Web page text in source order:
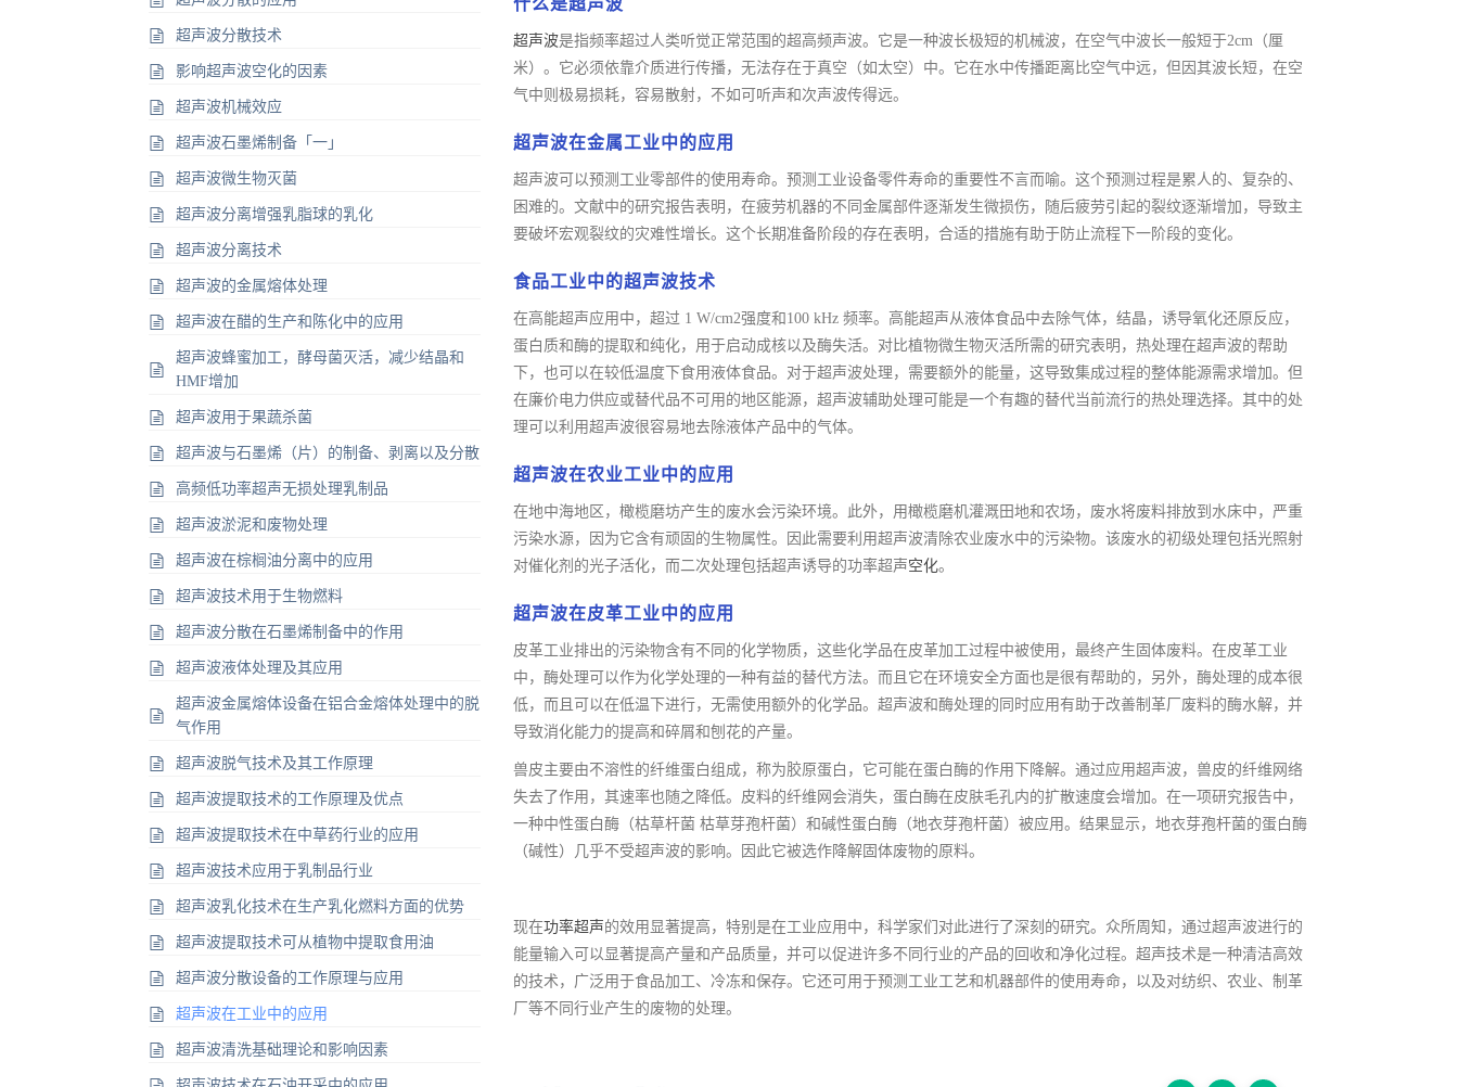
超声波分散技术
影响超声波空化的因素
超声波机械效应
超声波石墨烯制备「一」
超声波微生物灭菌
超声波分离增强乳脂球的乳化
超声波分离技术
超声波的金属熔体处理
超声波在醋的生产和陈化中的应用
超声波蜂蜜加工，酵母菌灭活，减少结晶和
HMF增加
超声波用于果蔬杀菌
超声波与石墨烯（片）的制备、剥离以及分散
高频低功率超声无损处理乳制品
超声波淤泥和废物处理
超声波在棕榈油分离中的应用
超声波技术用于生物燃料
超声波分散在石墨烯制备中的作用
超声波液体处理及其应用
超声波金属熔体设备在铝合金熔体处理中的脱
气作用
超声波脱气技术及其工作原理
超声波提取技术的工作原理及优点
超声波提取技术在中草药行业的应用
超声波技术应用于乳制品行业
超声波乳化技术在生产乳化燃料方面的优势
超声波提取技术可从植物中提取食用油
超声波分散设备的工作原理与应用
超声波在工业中的应用
超声波清洗基础理论和影响因素
什么是超声波
超声波是指频率超过人类听觉正常范围的超高频声波。它是一种波长极短的机械波，在空气中波长一般短于2cm（厘
米）。它必须依靠介质进行传播，无法存在于真空（如太空）中。它在水中传播距离比空气中远，但因其波长短，在空
气中则极易损耗，容易散射，不如可听声和次声波传得远。
超声波在金属工业中的应用
超声波可以预测工业零部件的使用寿命。预测工业设备零件寿命的重要性不言而喻。这个预测过程是累人的、复杂的、
困难的。文献中的研究报告表明，在疲劳机器的不同金属部件逐渐发生微损伤，随后疲劳引起的裂纹逐渐增加，导致主
要破坏宏观裂纹的灾难性增长。这个长期准备阶段的存在表明，合适的措施有助于防止流程下一阶段的变化。
食品工业中的超声波技术
在高能超声应用中，超过 1 W/cm2强度和100 kHz 频率。高能超声从液体食品中去除气体，结晶，诱导氧化还原反应，
蛋白质和酶的提取和纯化，用于启动成核以及酶失活。对比植物微生物灭活所需的研究表明，热处理在超声波的帮助
下，也可以在较低温度下食用液体食品。对于超声波处理，需要额外的能量，这导致集成过程的整体能源需求增加。但
在廉价电力供应或替代品不可用的地区能源，超声波辅助处理可能是一个有趣的替代当前流行的热处理选择。其中的处
理可以利用超声波很容易地去除液体产品中的气体。
超声波在农业工业中的应用
在地中海地区，橄榄磨坊产生的废水会污染环境。此外，用橄榄磨机灌溉田地和农场，废水将废料排放到水床中，严重
污染水源，因为它含有顽固的生物属性。因此需要利用超声波清除农业废水中的污染物。该废水的初级处理包括光照射
对催化剂的光子活化，而二次处理包括超声诱导的功率超声空化。
超声波在皮革工业中的应用
皮革工业排出的污染物含有不同的化学物质，这些化学品在皮革加工过程中被使用，最终产生固体废料。在皮革工业
中，酶处理可以作为化学处理的一种有益的替代方法。而且它在环境安全方面也是很有帮助的，另外，酶处理的成本很
低，而且可以在低温下进行，无需使用额外的化学品。超声波和酶处理的同时应用有助于改善制革厂废料的酶水解，并
导致消化能力的提高和碎屑和刨花的产量。
兽皮主要由不溶性的纤维蛋白组成，称为胶原蛋白，它可能在蛋白酶的作用下降解。通过应用超声波，兽皮的纤维网络
失去了作用，其速率也随之降低。皮料的纤维网会消失，蛋白酶在皮肤毛孔内的扩散速度会增加。在一项研究报告中，
一种中性蛋白酶（枯草杆菌 枯草芽孢杆菌）和碱性蛋白酶（地衣芽孢杆菌）被应用。结果显示，地衣芽孢杆菌的蛋白酶
（碱性）几乎不受超声波的影响。因此它被选作降解固体废物的原料。
现在功率超声的效用显著提高，特别是在工业应用中，科学家们对此进行了深刻的研究。众所周知，通过超声波进行的
能量输入可以显著提高产量和产品质量，并可以促进许多不同行业的产品的回收和净化过程。超声技术是一种清洁高效
的技术，广泛用于食品加工、冷冻和保存。它还可用于预测工业工艺和机器部件的使用寿命，以及对纺织、农业、制革
厂等不同行业产生的废物的处理。